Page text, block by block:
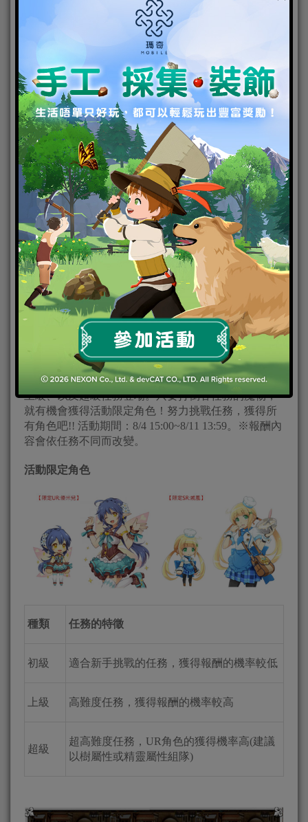
■活動方式
活動期間內2015/8/5(三) 00:00 ~ 2015/8/10(一) 23:59。
每儲值滿500公主鑽，就能獲得2張「轉蛋補助券」以
此類推，若儲值滿1,000公主鑽就能獲得4張、滿2,000
公主鑽就能獲得8張…不限領取數量。＊備註：贈送的
轉蛋補助券將會在活動結束後結算，並於8/11(二)中午
12點前發送
本周新增活動任務關卡【喫茶店的看板偶像】
莉莉艾塔等人來到了甜點喫茶店，出來接待她們的竟
然是偶像？
在活動任務頁面將會有『喫茶店的看板偶像』初級與
上級、以及超級任務登場。只要打倒各任務的魔物，
就有機會獲得活動限定角色！努力挑戰任務，獲得所
有角色吧!! 活動期間：8/4 15:00~8/11 13:59。※報酬內
容會依任務不同而改變。
活動限定角色
種類 任務的特徵
初級 適合新手挑戰的任務，獲得報酬的機率較低
上級 高難度任務，獲得報酬的機率較高
超級
超高難度任務，UR角色的獲得機率高(建議
以樹屬性或精靈屬性組隊)